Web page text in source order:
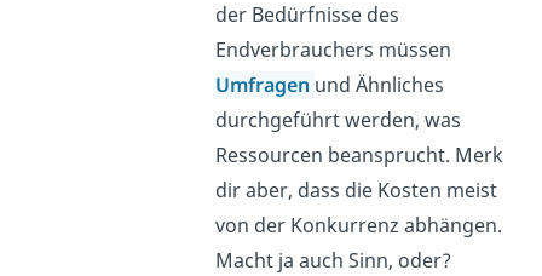
der Bedürfnisse des
Endverbrauchers müssen
Umfragen und Ähnliches
durchgeführt werden, was
Ressourcen beansprucht. Merk
dir aber, dass die Kosten meist
von der Konkurrenz abhängen.
Macht ja auch Sinn, oder?